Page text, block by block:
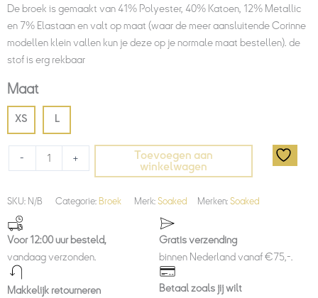
De broek is gemaakt van 41% Polyester, 40% Katoen, 12% Metallic
en 7% Elastaan en valt op maat (waar de meer aansluitende Corinne
modellen klein vallen kun je deze op je normale maat bestellen). de
stof is erg rekbaar
Maat
XS L
- +
Toevoegen aan
winkelwagen
SKU: N/B Categorie: Broek Merk: Soaked Merken: Soaked
Voor 12:00 uur besteld,
vandaag verzonden.
Gratis verzending
binnen Nederland vanaf €75,-.
Makkelijk retourneren
Betaal zoals jij wilt